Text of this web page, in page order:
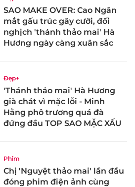
SAO MAKE OVER: Cao Ngân
mắt gấu trúc gây cười, đối
nghịch 'thánh thảo mai' Hà
Hương ngày càng xuân sắc
Đẹp+
'Thánh thảo mai' Hà Hương
già chát vì mặc lỗi - Minh
Hằng phô trương quá đà
đứng đầu TOP SAO MẶC XẤU
Phim
Chị 'Nguyệt thảo mai' lần đầu
đóng phim điện ảnh cùng